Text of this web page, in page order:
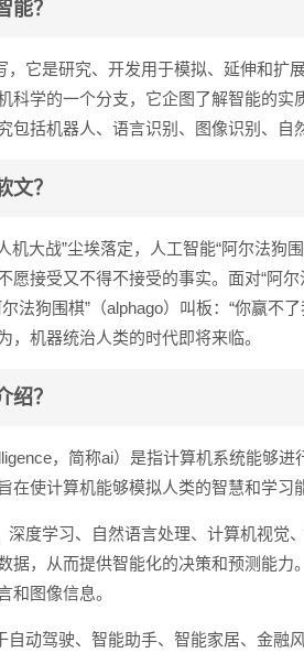
能？
，它是研究、开发用于模拟、延伸和扩
科学的一个分支，它企图了解智能的
包括机器人、语言识别、图像识别、自
文？
机大战”尘埃落定，人工智能“阿尔法狗
愿接受又不得不接受的事实。面对“阿
法狗围棋”（alphago）叫板：“你赢不
，机器统治人类的时代即将来临。
绍？
，简称ai）是指计算机系统能够
在使计算机能够模拟人类的智慧和学习
深度学习、自然语言处理、计算机视觉
据，从而提供智能化的决策和预测能
和图像信息。
自动驾驶、智能助手、智能家居、金融